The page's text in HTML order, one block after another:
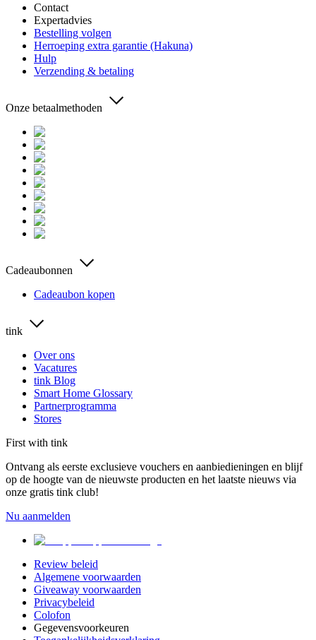
Contact
Expertadvies
Bestelling volgen
Herroeping extra garantie (Hakuna)
Hulp
Verzending & betaling
Onze betaalmethoden
Cadeaubonnen
Cadeaubon kopen
tink
Over ons
Vacatures
tink Blog
Smart Home Glossary
Partnerprogramma
Stores
First with tink
Ontvang als eerste exclusieve vouchers en aanbiedieningen en blijf
op de hoogte van de nieuwste producten en het laatste nieuws via
onze gratis tink club!
Nu aanmelden
Review beleid
Algemene voorwaarden
Giveaway voorwaarden
Privacybeleid
Colofon
Gegevensvoorkeuren